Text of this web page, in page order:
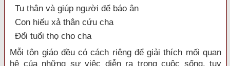
Tu thân và giúp người để báo ân
Con hiếu xả thân cứu cha
Đổi tuổi thọ cho cha
Mỗi tôn giáo đều có cách riêng để giải thích mối quan
hệ của những sự việc diễn ra trong cuộc sống, tuy